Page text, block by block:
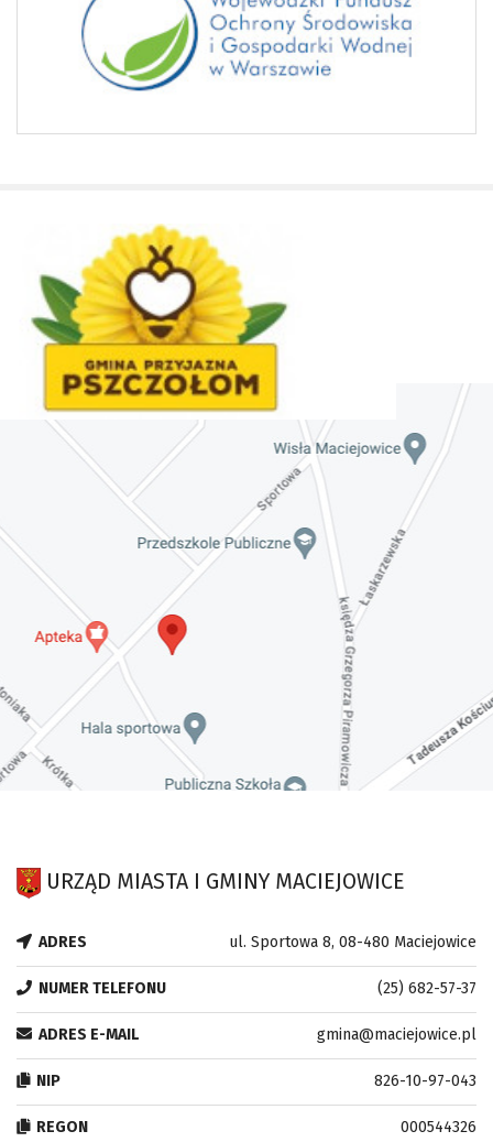
URZĄD MIASTA I GMINY MACIEJOWICE
ADRES ul. Sportowa 8, 08-480 Maciejowice
NUMER TELEFONU (25) 682-57-37
ADRES E-MAIL gmina@maciejowice.pl
NIP 826-10-97-043
REGON 000544326